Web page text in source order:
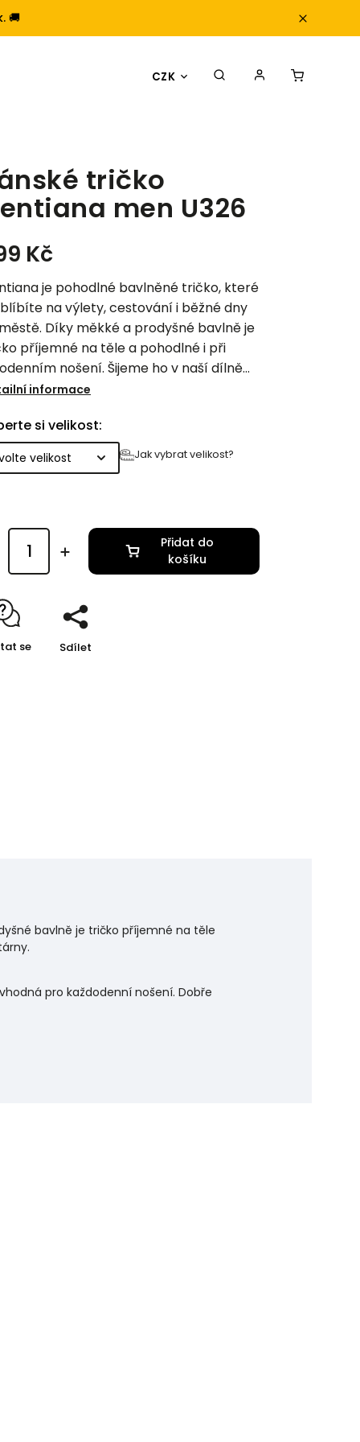
🚚
CZK
tričko
men U326
Kč
je pohodlné bavlněné tričko, které
na výlety, cestování i běžné dny
Díky měkké a prodyšné bavlně je
příjemné na těle a pohodlné i při
nošení. Šijeme ho v naší dílně
z kvalitního materiálu z
informace
si velikost:
Jak vybrat velikost?
Přidat do
košíku
se Sdílet
bavlně je tričko příjemné na těle
pro každodenní nošení. Dobře